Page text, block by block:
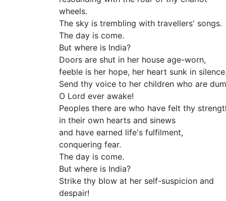
wheels.
The sky is trembling with travellers' songs.
The day is come.
But where is India?
Doors are shut in her house age-worn,
feeble is her hope, her heart sunk in silence.
Send thy voice to her children who are
O Lord ever awake!
Peoples there are who have felt thy
in their own hearts and sinews
and have earned life's fulfilment,
conquering fear.
The day is come.
But where is India?
Strike thy blow at her self-suspicion and
despair!